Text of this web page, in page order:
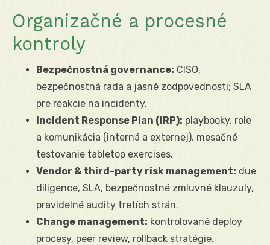
Organizačné a procesné
kontroly
Bezpečnostná governance: CISO,
bezpečnostná rada a jasné zodpovednosti; SLA
pre reakcie na incidenty.
Incident Response Plan (IRP): playbooky, role
a komunikácia (interná a externej), mesačné
testovanie tabletop exercises.
Vendor & third-party risk management: due
diligence, SLA, bezpečnostné zmluvné klauzuly,
pravidelné audity tretích strán.
Change management: kontrolované deploy
procesy, peer review, rollback stratégie.